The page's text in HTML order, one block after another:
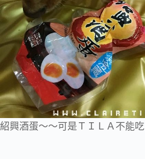
紹興酒蛋～～可是ＴＩＬＡ不能吃